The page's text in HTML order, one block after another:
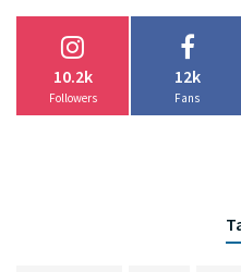
10.2k
Followers
12k
Fans